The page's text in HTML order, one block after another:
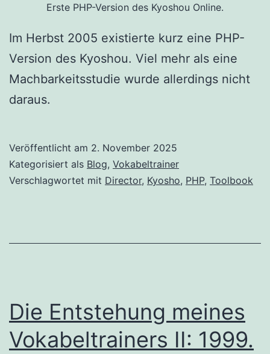
Erste PHP-Version des Kyoshou Online.
Im Herbst 2005 existierte kurz eine PHP-
Version des Kyoshou. Viel mehr als eine
Machbarkeitsstudie wurde allerdings nicht
daraus.
Veröffentlicht am 2. November 2025
Kategorisiert als Blog, Vokabeltrainer
Verschlagwortet mit Director, Kyosho, PHP, Toolbook
Die Entstehung meines
Vokabeltrainers II: 1999.